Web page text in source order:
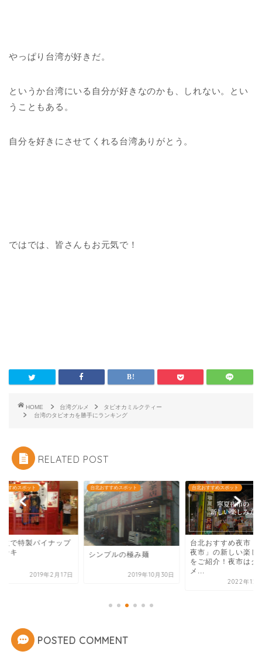
やっぱり台湾が好きだ。
というか台湾にいる自分が好きなのかも、しれない。とい
うこともある。
自分を好きにさせてくれる台湾ありがとう。
ではでは、皆さんもお元気で！
HOME 台湾グルメ
タピオカミルクティー
台湾のタピオカを勝手にランキング
RELATED POST
すすめスポット
益で特製パイナップ
ーキ
2019年2月17日
台北おすすめスポット
シンプルの極み麺
2019年10月30日
台北おすすめスポット
台北おすすめ夜市「
夜市」の新しい楽し
をご紹介！夜市はグ
メ...
2022年12
POSTED COMMENT